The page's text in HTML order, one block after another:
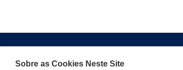
Sobre as Cookies Neste Site